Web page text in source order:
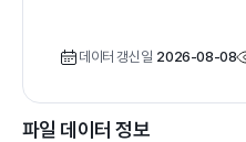
데이터 갱신일 2026-08-08
파일 데이터 정보